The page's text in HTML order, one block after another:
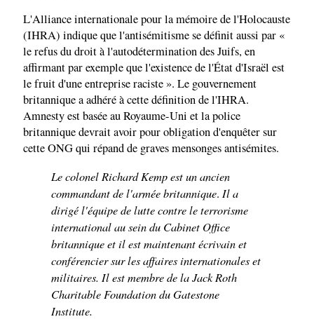
L'Alliance internationale pour la mémoire de l'Holocauste
(IHRA) indique que l'antisémitisme se définit aussi par «
le refus du droit à l'autodétermination des Juifs, en
affirmant par exemple que l'existence de l'État d'Israël est
le fruit d'une entreprise raciste ». Le gouvernement
britannique a adhéré à cette définition de l'IHRA.
Amnesty est basée au Royaume-Uni et la police
britannique devrait avoir pour obligation d'enquêter sur
cette ONG qui répand de graves mensonges antisémites.
Le colonel Richard Kemp est un ancien
commandant de l'armée britannique. Il a
dirigé l'équipe de lutte contre le terrorisme
international au sein du Cabinet Office
britannique et il est maintenant écrivain et
conférencier sur les affaires internationales et
militaires. Il est membre de la Jack Roth
Charitable Foundation du Gatestone
Institute.